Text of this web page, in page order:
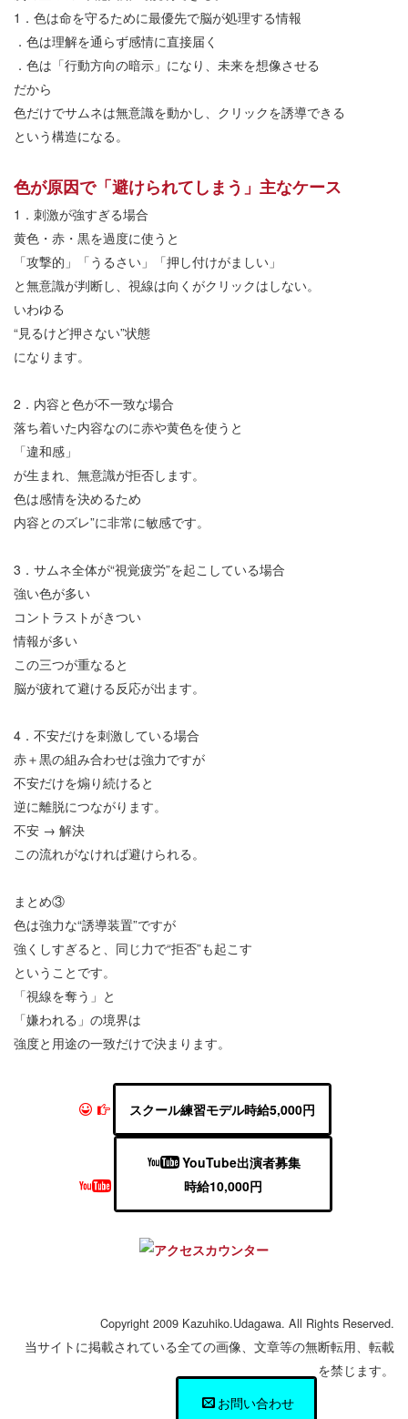
1 ．色は命を守るために最優先で脳が処理する情報
．色は理解を通らず感情に直接届く
．色は「行動方向の暗示」になり、未来を想像させる
だから
色だけでサムネは無意識を動かし、クリックを誘導できる
という構造になる。
色が原因で「避けられてしまう」主なケース
1 ．刺激が強すぎる場合
黄色・赤・黒を過度に使うと
「攻撃的」「うるさい」「押し付けがましい」
と無意識が判断し、視線は向くがクリックはしない。
いわゆる
“見るけど押さない”状態
になります。
2 ．内容と色が不一致な場合
落ち着いた内容なのに赤や黄色を使うと
「違和感」
が生まれ、無意識が拒否します。
色は感情を決めるため
内容とのズレ”に非常に敏感です。
3 ．サムネ全体が“視覚疲労”を起こしている場合
強い色が多い
コントラストがきつい
情報が多い
この三つが重なると
脳が疲れて避ける反応が出ます。
4 ．不安だけを刺激している場合
赤＋黒の組み合わせは強力ですが
不安だけを煽り続けると
逆に離脱につながります。
不安 → 解決
この流れがなければ避けられる。
まとめ③
色は強力な“誘導装置”ですが
強くしすぎると、同じ力で“拒否”も起こす
ということです。
「視線を奪う」と
「嫌われる」の境界は
強度と用途の一致だけで決まります。
スクール練習モデル時給5,000円
YouTube出演者募集
時給10,000円
Copyright 2009 Kazuhiko.Udagawa. All Rights Reserved.
当サイトに掲載されている全ての画像、文章等の無断転用、転載
を禁じます。
お問い合わせ